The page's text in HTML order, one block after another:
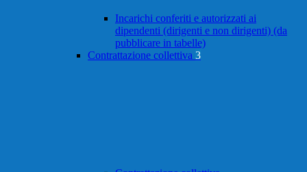
Incarichi conferiti e autorizzati ai
dipendenti (dirigenti e non dirigenti) (da
pubblicare in tabelle)
Contrattazione collettiva 3